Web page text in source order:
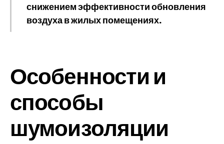
снижением эффективности обновления
воздуха в жилых помещениях.
Особенности и
способы
шумоизоляции